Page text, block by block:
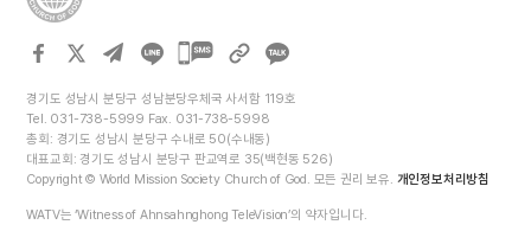
카카오톡
경기도 성남시 분당구 성남분당우체국 사서함 119호
Tel. 031-738-5999 Fax. 031-738-5998
총회: 경기도 성남시 분당구 수내로 50(수내동)
대표교회: 경기도 성남시 분당구 판교역로 35(백현동 526)
Copyright © World Mission Society Church of God. 모든 권리 보유. 개인정보처리방침
WATV는 ‘Witness of Ahnsahnghong TeleVision’의 약자입니다.